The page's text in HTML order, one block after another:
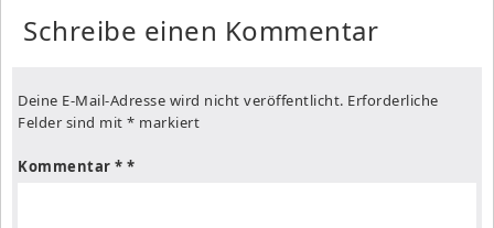
Schreibe einen Kommentar
Deine E-Mail-Adresse wird nicht veröffentlicht. Erforderliche
Felder sind mit * markiert
Kommentar *